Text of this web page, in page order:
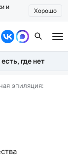
и
Хорошо
где нет
эпиляция: